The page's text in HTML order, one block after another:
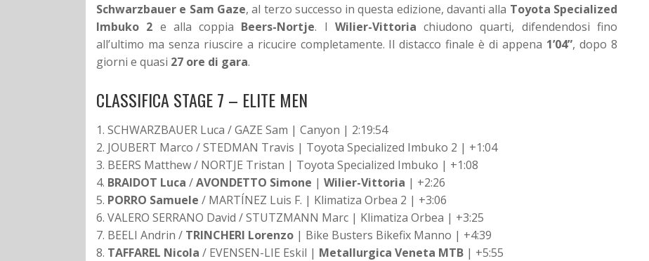
Schwarzbauer e Sam Gaze, al terzo successo in questa edizione, davanti alla Toyota Specialized
Imbuko 2 e alla coppia Beers-Nortje. I Wilier-Vittoria chiudono quarti, difendendosi fino
all’ultimo ma senza riuscire a ricucire completamente. Il distacco finale è di appena 1’04”, dopo 8
giorni e quasi 27 ore di gara.
CLASSIFICA STAGE 7 – ELITE MEN
1. SCHWARZBAUER Luca / GAZE Sam | Canyon | 2:19:54
2. JOUBERT Marco / STEDMAN Travis | Toyota Specialized Imbuko 2 | +1:04
3. BEERS Matthew / NORTJE Tristan | Toyota Specialized Imbuko | +1:08
4. BRAIDOT Luca /AVONDETTO Simone | Wilier-Vittoria | +2:26
5. PORRO Samuele / MARTÍNEZ Luis F. | Klimatiza Orbea 2 | +3:06
6. VALERO SERRANO David / STUTZMANN Marc | Klimatiza Orbea | +3:25
7. BEELI Andrin / TRINCHERI Lorenzo | Bike Busters Bikefix Manno | +4:39
8. TAFFAREL Nicola / EVENSEN-LIE Eskil | Metallurgica Veneta MTB | +5:55